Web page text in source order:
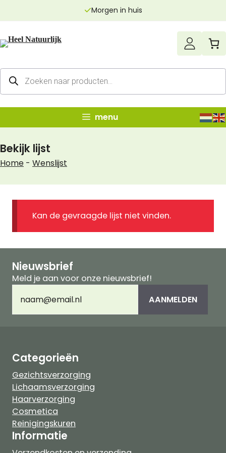
inhoud
Morgen in huis
Producten
zoeken
menu
Bekijk lijst
Home - Wenslijst
Kan de gevraagde lijst niet vinden.
Nieuwsbrief
Meld je aan voor onze nieuwsbrief!
mailadres(Vereist) AANMELDEN
Categorieën
Gezichtsverzorging
Lichaamsverzorging
Haarverzorging
Cosmetica
Reinigingskuren
Informatie